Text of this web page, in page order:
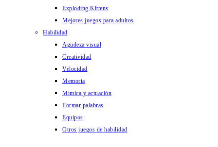
Exploding Kittens
Mejores juegos para adultos
Habilidad
Agudeza visual
Creatividad
Velocidad
Memoria
Mímica y actuación
Formar palabras
Equipos
Otros juegos de habilidad